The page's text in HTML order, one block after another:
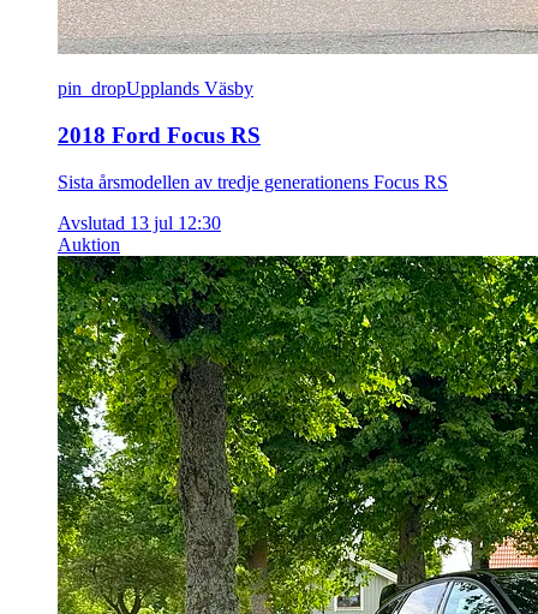
pin_dropUpplands Väsby
2018 Ford Focus RS
Sista årsmodellen av tredje generationens Focus RS
Avslutad 13 jul 12:30
Auktion